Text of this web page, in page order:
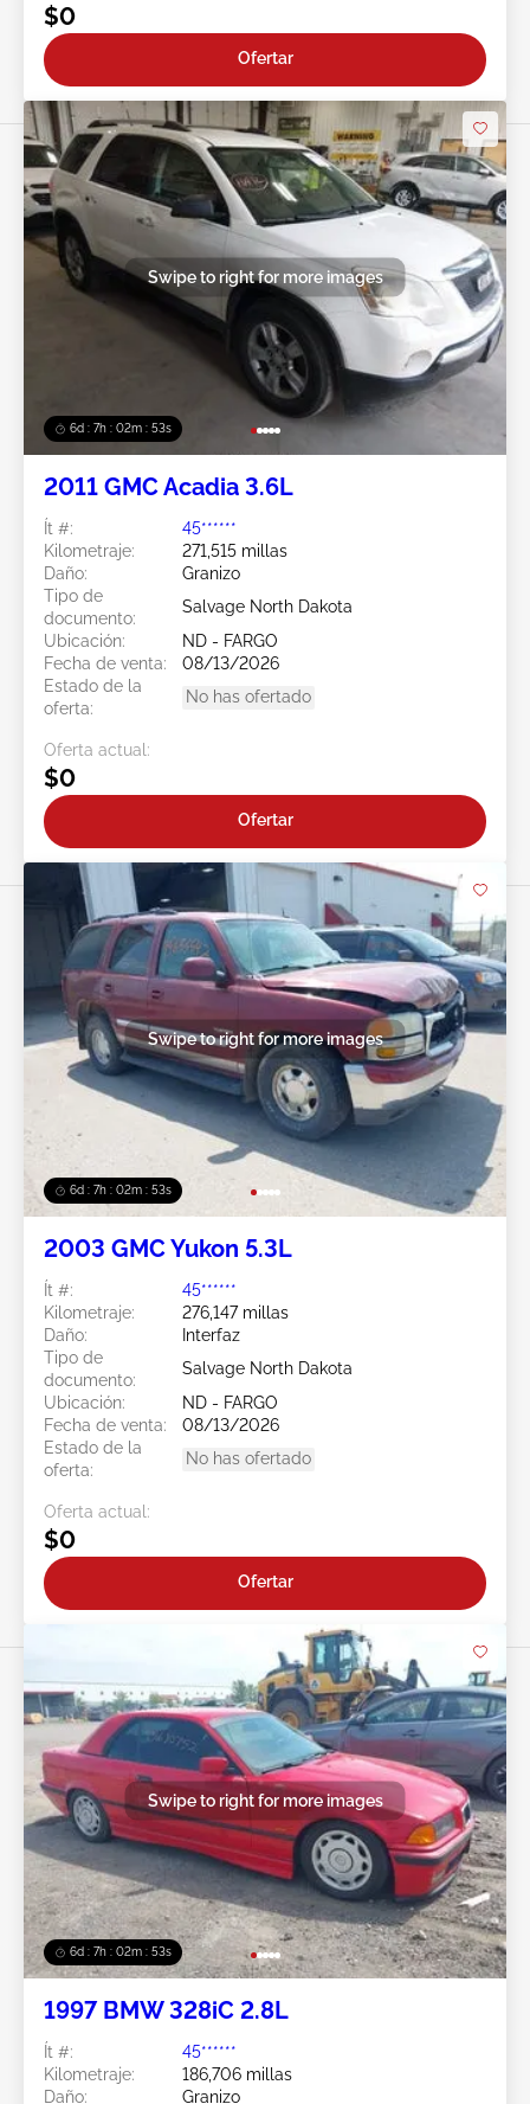
$0
Ofertar
6d : 7h : 02m : 50s
Swipe to right for more images
2011 GMC Acadia 3.6L
Ít #:
45******
Kilometraje:
271,515 millas
Daño:
Granizo
Tipo de
documento:
Salvage North Dakota
Ubicación:
ND - FARGO
Fecha de venta:
08/13/2026
Estado de la
oferta:
No has ofertado
Oferta actual:
$0
Ofertar
6d : 7h : 02m : 50s
Swipe to right for more images
2003 GMC Yukon 5.3L
Ít #:
45******
Kilometraje:
276,147 millas
Daño:
Interfaz
Tipo de
documento:
Salvage North Dakota
Ubicación:
ND - FARGO
Fecha de venta:
08/13/2026
Estado de la
oferta:
No has ofertado
Oferta actual:
$0
Ofertar
6d : 7h : 02m : 50s
Swipe to right for more images
1997 BMW 328iC 2.8L
Ít #:
45******
Kilometraje:
186,706 millas
Daño:
Granizo